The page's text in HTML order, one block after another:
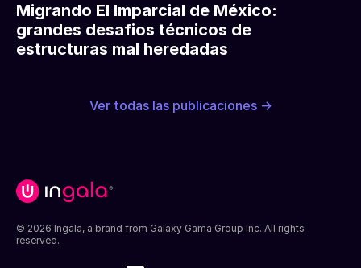
Migrando El Imparcial de México:
grandes desafios técnicos de
estructuras mal heredadas
Ver todas las publicaciones →
© 2026 Ingala, a brand from Galaxy Gama Group Inc. All rights
reserved.